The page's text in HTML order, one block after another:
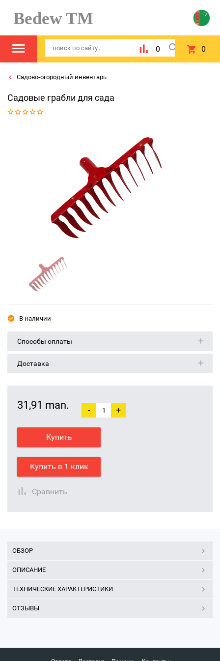
Bedew TM
0 0
Садово-огородный инвентарь
Садовые грабли для сада
В наличии
Способы оплаты
Доставка
31,91 man. - +
Купить
Купить в 1 клик
Сравнить
ОБЗОР
ОПИСАНИЕ
ТЕХНИЧЕСКИЕ ХАРАКТЕРИСТИКИ
ОТЗЫВЫ